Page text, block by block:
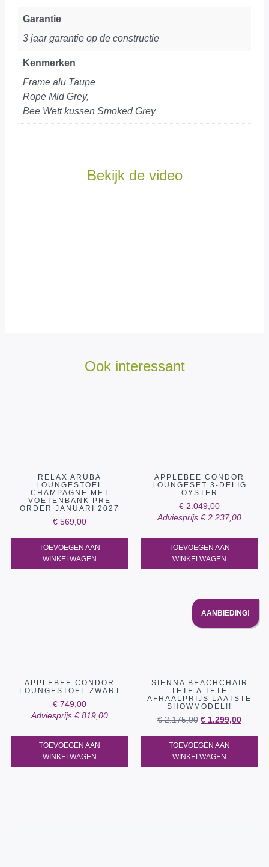
Garantie
3 jaar garantie op de constructie
Kenmerken
Frame alu Taupe
Rope Mid Grey,
Bee Wett kussen Smoked Grey
Bekijk de video
Ook interessant
RELAX ARUBA
LOUNGESTOEL
CHAMPAGNE MET
VOETENBANK PRE
ORDER JANUARI 2027
€ 569,00
TOEVOEGEN AAN
WINKELWAGEN
APPLEBEE CONDOR
LOUNGESET 3-DELIG
OYSTER
€ 2.049,00
Adviesprijs €2.237,00
TOEVOEGEN AAN
WINKELWAGEN
APPLEBEE CONDOR
LOUNGESTOEL ZWART
€ 749,00
Adviesprijs €819,00
TOEVOEGEN AAN
WINKELWAGEN
AANBIEDING!
SIENNA BEACHCHAIR
TETE A TETE
AFHAALPRIJS LAATSTE
SHOWMODEL!!
€2.175,00 € 1.299,00
TOEVOEGEN AAN
WINKELWAGEN